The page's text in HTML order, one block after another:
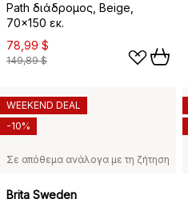
Path διάδρομος, Beige,
70x150 εκ.
78,99 $
149,89 $
Σε απόθεμα ανάλογα με τη ζήτηση
Brita Sweden
WEEKEND DEAL
-10%